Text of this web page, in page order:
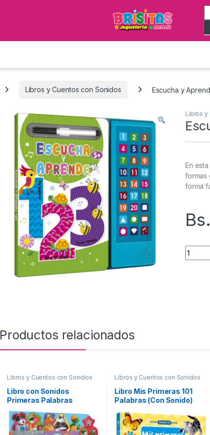
Libros y Cuentos con Sonidos Escucha y
Libros y
En
formas
forma
Bs.
Productos relacionados
Libros y Cuentos con Sonidos
Libro con Sonidos
Primeras Palabras
Libros y Cuentos con Sonidos
Libro Mis Primeras 101
Palabras (Con Sonido)